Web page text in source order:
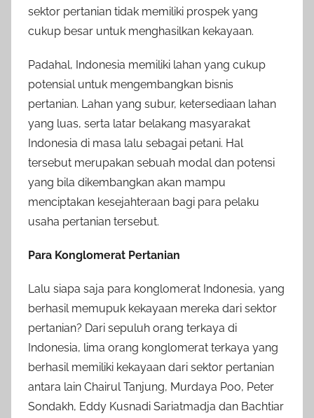
sektor pertanian tidak memiliki prospek yang
cukup besar untuk menghasilkan kekayaan.
Padahal, Indonesia memiliki lahan yang cukup
potensial untuk mengembangkan bisnis
pertanian. Lahan yang subur, ketersediaan lahan
yang luas, serta latar belakang masyarakat
Indonesia di masa lalu sebagai petani. Hal
tersebut merupakan sebuah modal dan potensi
yang bila dikembangkan akan mampu
menciptakan kesejahteraan bagi para pelaku
usaha pertanian tersebut.
Para Konglomerat Pertanian
Lalu siapa saja para konglomerat Indonesia, yang
berhasil memupuk kekayaan mereka dari sektor
pertanian? Dari sepuluh orang terkaya di
Indonesia, lima orang konglomerat terkaya yang
berhasil memiliki kekayaan dari sektor pertanian
antara lain Chairul Tanjung, Murdaya Poo, Peter
Sondakh, Eddy Kusnadi Sariatmadja dan Bachtiar